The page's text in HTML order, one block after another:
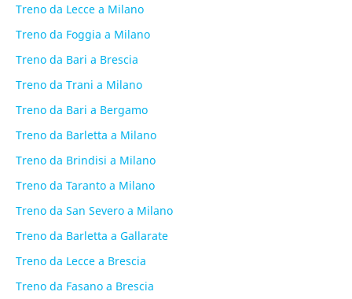
Treno da Lecce a Milano
Treno da Foggia a Milano
Treno da Bari a Brescia
Treno da Trani a Milano
Treno da Bari a Bergamo
Treno da Barletta a Milano
Treno da Brindisi a Milano
Treno da Taranto a Milano
Treno da San Severo a Milano
Treno da Barletta a Gallarate
Treno da Lecce a Brescia
Treno da Fasano a Brescia